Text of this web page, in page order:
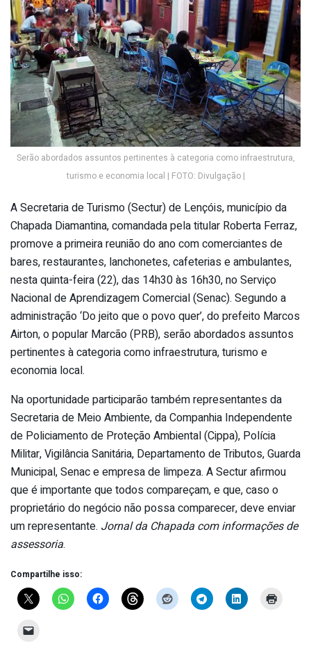
Serão abordados assuntos pertinentes à categoria como infraestrutura,
turismo e economia local | FOTO: Divulgação |
A Secretaria de Turismo (Sectur) de Lençóis, município da
Chapada Diamantina, comandada pela titular Roberta Ferraz,
promove a primeira reunião do ano com comerciantes de
bares, restaurantes, lanchonetes, cafeterias e ambulantes,
nesta quinta-feira (22), das 14h30 às 16h30, no Serviço
Nacional de Aprendizagem Comercial (Senac). Segundo a
administração ‘Do jeito que o povo quer’, do prefeito Marcos
Airton, o popular Marcão (PRB), serão abordados assuntos
pertinentes à categoria como infraestrutura, turismo e
economia local.
Na oportunidade participarão também representantes da
Secretaria de Meio Ambiente, da Companhia Independente
de Policiamento de Proteção Ambiental (Cippa), Polícia
Militar, Vigilância Sanitária, Departamento de Tributos, Guarda
Municipal, Senac e empresa de limpeza. A Sectur afirmou
que é importante que todos compareçam, e que, caso o
proprietário do negócio não possa comparecer, deve enviar
um representante. Jornal da Chapada com informações de
assessoria.
Compartilhe isso: